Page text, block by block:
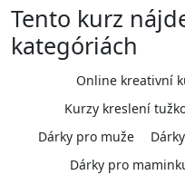
Tento kurz
kategóriách
Online kreativní
Kurzy kreslení
Dárky pro muže
Dárky pro